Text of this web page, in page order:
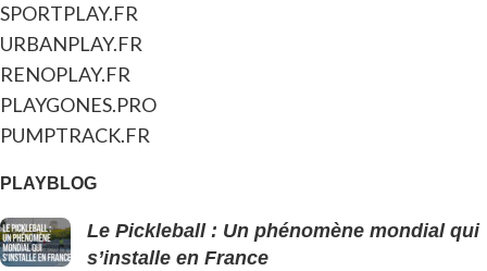
SPORTPLAY.FR
URBANPLAY.FR
RENOPLAY.FR
PLAYGONES.PRO
PUMPTRACK.FR
PLAYBLOG
Le Pickleball : Un phénomène mondial qui
s’installe en France